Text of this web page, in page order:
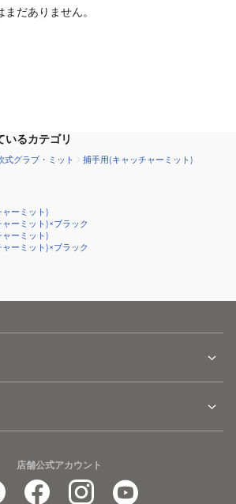
だありません。
いるカテゴリ
式グラブ・ミット 捕手用(キャッチャーミット)
ーミット)
ーミット)×ブラック
ーミット)
ーミット)×ブラック
店舗公式アカウント